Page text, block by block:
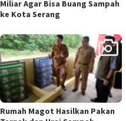
Miliar Agar Bisa Buang Sampah
ke Kota Serang
Rumah Magot Hasilkan Pakan